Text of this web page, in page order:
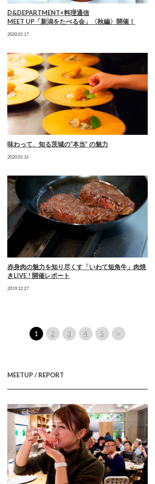
D&DEPARTMENT×料理通信
MEET UP「新潟をたべる会」〈秋編〉開催！
2020.01.17
味わって、知る茨城の“本当” の魅力
2020.01.16
赤身肉の魅力を知り尽くす「いわて短角牛」肉焼
きLIVE ! 開催レポート
2019.12.27
1 2 3 4 5 ＞
MEETUP / REPORT